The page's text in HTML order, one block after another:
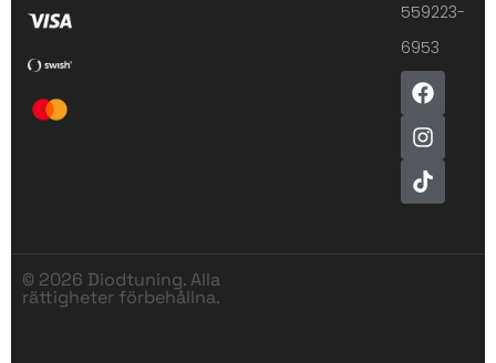
559223-
6953
© 2026 Diodtuning. Alla
rättigheter förbehållna.